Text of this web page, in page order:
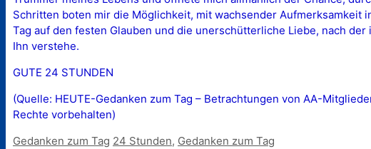
Schritten boten mir die Möglichkeit, mit wachsender
Tag auf den festen Glauben und die unerschütterliche Liebe, nach
Ihn verstehe.
GUTE 24 STUNDEN
(Quelle: HEUTE-Gedanken zum Tag – Betrachtungen von AA-
Rechte vorbehalten)
Kategorien
Gedanken zum Tag Schlagwörter
24 Stunden, Gedanken zum Tag